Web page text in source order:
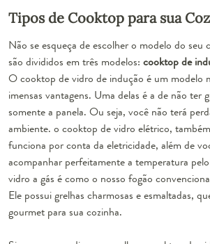
Tipos de Cooktop para sua
Não se esqueça de escolher o modelo do seu
são divididos em três modelos: cooktop de
O cooktop de vidro de indução é um modelo
imensas vantagens. Uma delas é a de não ter
somente a panela. Ou seja, você não terá
ambiente. o cooktop de vidro elétrico,
funciona por conta da eletricidade, além de
acompanhar perfeitamente a temperatura
vidro a gás é como o nosso fogão
Ele possui grelhas charmosas e esmaltadas,
gourmet para sua cozinha.